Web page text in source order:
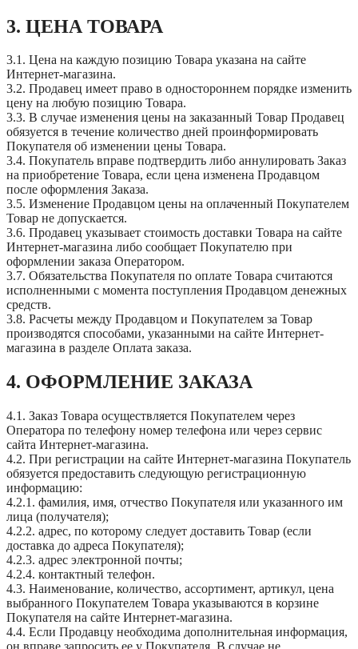
3. ЦЕНА ТОВАРА
3.1. Цена на каждую позицию Товара указана на сайте
Интернет-магазина.
3.2. Продавец имеет право в одностороннем порядке изменить
цену на любую позицию Товара.
3.3. В случае изменения цены на заказанный Товар Продавец
обязуется в течение количество дней проинформировать
Покупателя об изменении цены Товара.
3.4. Покупатель вправе подтвердить либо аннулировать Заказ
на приобретение Товара, если цена изменена Продавцом
после оформления Заказа.
3.5. Изменение Продавцом цены на оплаченный Покупателем
Товар не допускается.
3.6. Продавец указывает стоимость доставки Товара на сайте
Интернет-магазина либо сообщает Покупателю при
оформлении заказа Оператором.
3.7. Обязательства Покупателя по оплате Товара считаются
исполненными с момента поступления Продавцом денежных
средств.
3.8. Расчеты между Продавцом и Покупателем за Товар
производятся способами, указанными на сайте Интернет-
магазина в разделе Оплата заказа.
4. ОФОРМЛЕНИЕ ЗАКАЗА
4.1. Заказ Товара осуществляется Покупателем через
Оператора по телефону номер телефона или через сервис
сайта Интернет-магазина.
4.2. При регистрации на сайте Интернет-магазина Покупатель
обязуется предоставить следующую регистрационную
информацию:
4.2.1. фамилия, имя, отчество Покупателя или указанного им
лица (получателя);
4.2.2. адрес, по которому следует доставить Товар (если
доставка до адреса Покупателя);
4.2.3. адрес электронной почты;
4.2.4. контактный телефон.
4.3. Наименование, количество, ассортимент, артикул, цена
выбранного Покупателем Товара указываются в корзине
Покупателя на сайте Интернет-магазина.
4.4. Если Продавцу необходима дополнительная информация,